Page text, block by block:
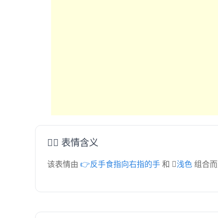
👉🏻 表情含义
该表情由 👉反手食指向右指的手 和🏻浅色 组合